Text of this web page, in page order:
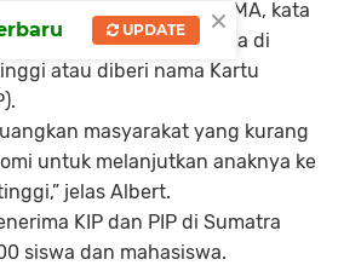
tingkat SD, SMP dan SMA, kata
beasiswa di
atau diberi nama Kartu
masyarakat yang kurang
untuk melanjutkan anaknya ke
jelas Albert.
KIP dan PIP di Sumatra
siswa dan mahasiswa.
×
UPDATE